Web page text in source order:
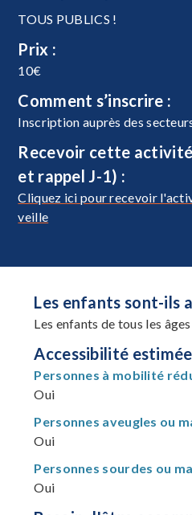
TOUS PUBLICS !
Prix :
10€
Comment s’inscrire :
Inscription auprès des
Recevoir cette
et rappel J-1) :
Cliquez ici pour recevoir
veille
Les enfants sont-ils
Les enfants de tous les
Accessibilité
Personnes à mobilité
Oui
Personnes aveugles ou
Oui
Personnes sourdes ou
Oui